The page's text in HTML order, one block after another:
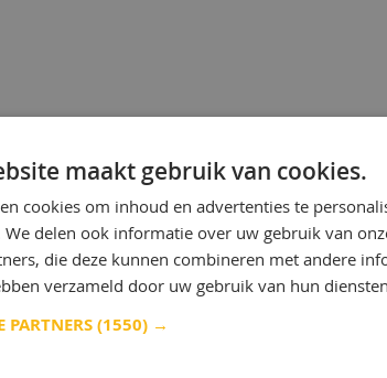
maakt gebruik van cookies.
cookies om inhoud en advertenties te
We delen ook informatie over uw gebruik van
die deze kunnen combineren met andere
verzameld door uw gebruik van hun
PARTNERS(1550) →